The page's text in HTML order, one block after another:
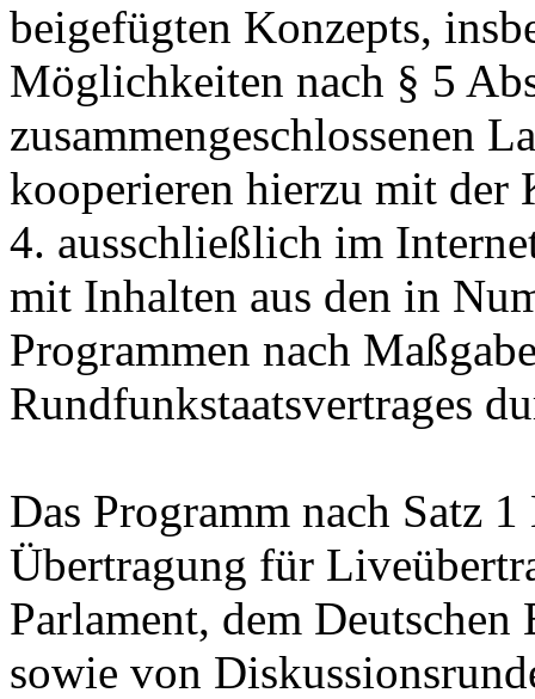
beigefügten Konzepts,
Möglichkeiten nach § 5
zusammengeschlossenen
kooperieren hierzu mit der
4. ausschließlich im
mit Inhalten aus den in
Programmen nach
Rundfunkstaatsvertrages
Das Programm nach Satz
Übertragung für
Parlament, dem
sowie von